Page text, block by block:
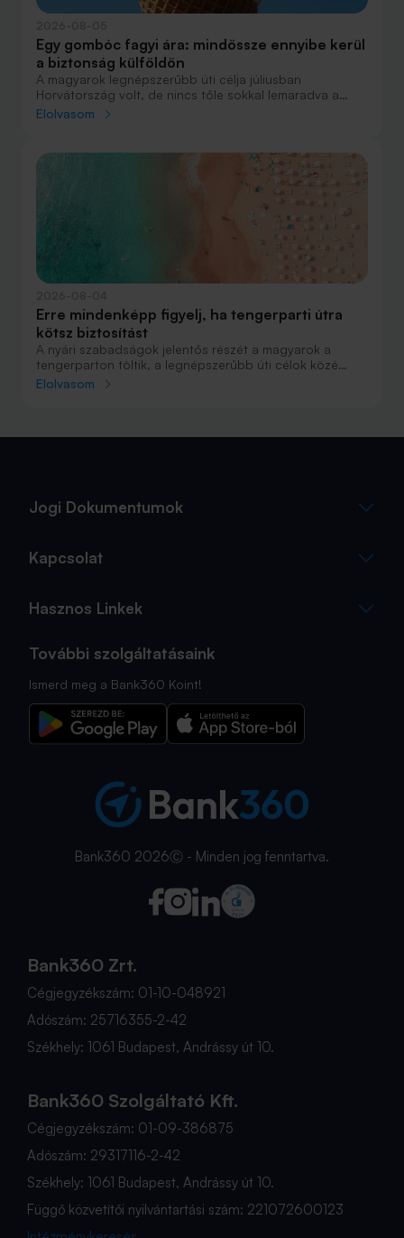
Egy gombóc fagyi ára: mindössze ennyibe kerül
a biztonság külföldön
A magyarok legnépszerűbb úti célja júliusban
Horvátország volt, de nincs tőle sokkal lemaradva a
júniust megnyerő Olaszország sem. A tengerparti
nyaralásnak, mint repülővel.
Elolvasom
Erre mindenképp figyelj, ha tengerparti útra
kötsz biztosítást
A nyári szabadságok jelentős részét a magyarok a
tengerparton töltik, a legnépszerűbb úti célok közé
Horvátország, Olaszország és Görögország tartozik. A
sokszor az utolsó pillanatra marad.
Elolvasom
Jogi Dokumentumok
Kapcsolat
Hasznos Linkek
További szolgáltatásaink
Ismerd meg a Bank360 Koint!
Bank360 2026Ⓒ - Minden jog fenntartva.
Bank360 Zrt.
Cégjegyzékszám: 01-10-048921
Adószám: 25716355-2-42
Székhely: 1061 Budapest, Andrássy út 10.
Bank360 Szolgáltató Kft.
Cégjegyzékszám: 01-09-386875
Adószám: 29317116-2-42
Székhely: 1061 Budapest, Andrássy út 10.
Függő közvetítői nyilvántartási szám: 221072600123